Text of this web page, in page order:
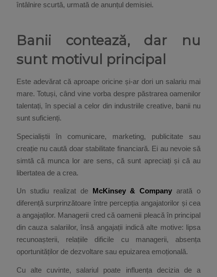
întâlnire scurtă, urmată de anunțul demisiei.
Banii contează, dar nu
sunt motivul principal
Este adevărat că aproape oricine și-ar dori un salariu mai
mare. Totuși, când vine vorba despre păstrarea oamenilor
talentați, în special a celor din industriile creative, banii nu
sunt suficienți.
Specialiștii în comunicare, marketing, publicitate sau
creație nu caută doar stabilitate financiară. Ei au nevoie să
simtă că munca lor are sens, că sunt apreciați și că au
libertatea de a crea.
Un studiu realizat de McKinsey & Company arată o
diferență surprinzătoare între percepția angajatorilor și cea
a angajaților. Managerii cred că oamenii pleacă în principal
din cauza salariilor, însă angajații indică alte motive: lipsa
recunoașterii, relațiile dificile cu managerii, absența
oportunităților de dezvoltare sau epuizarea emoțională.
Cu alte cuvinte, salariul poate influența decizia de a